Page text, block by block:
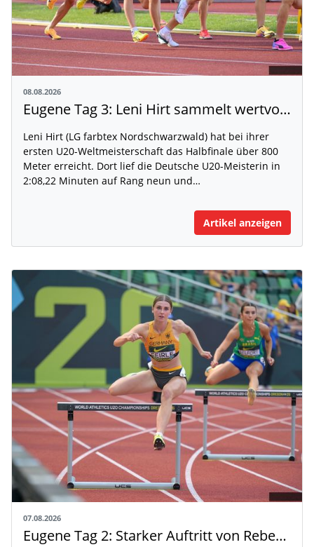
08.08.2026
Eugene Tag 3: Leni Hirt sammelt wertvolle WM-Erfahrung
Leni Hirt (LG farbtex Nordschwarzwald) hat bei ihrer
ersten U20-Weltmeisterschaft das Halbfinale über 800
Meter erreicht. Dort lief die Deutsche U20-Meisterin in
2:08,22 Minuten auf Rang neun und…
Artikel anzeigen
07.08.2026
Eugene Tag 2: Starker Auftritt von Rebekka Feirle bei der U20-WM